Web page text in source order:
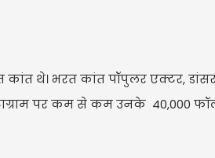
थे। भरत कांत पॉपुलर एक्‍टर,
पर कम से कम उनके 40,000